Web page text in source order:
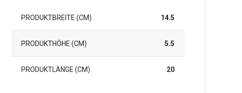
PRODUKTBREITE (CM) 14.5
PRODUKTHÖHE (CM) 5.5
PRODUKTLÄNGE (CM) 20